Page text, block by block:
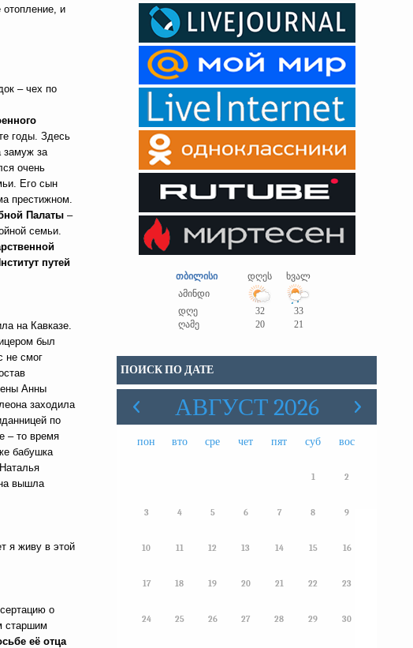
отопление, и
– чех по
годы. Здесь
замуж за
очень
Его сын
престижном.
Палаты –
семьи.
путей
на Кавказе.
был
не смог
Анны
заходила
по
– то время
бабушка
вышла
я живу в этой
о
старшим
её отца
თბილისი დღეს
ხვალ
ამინდი
დღე
32
33
ღამე
20 21
ПОИСК ПО ДАТЕ
АВГУСТ 2026
пон вто сре чет пят суб вос
1 2
3 4 5 6 7 8 9
10 11 12 13 14 15 16
17 18 19 20 21 22 23
24 25 26 27 28 29 30